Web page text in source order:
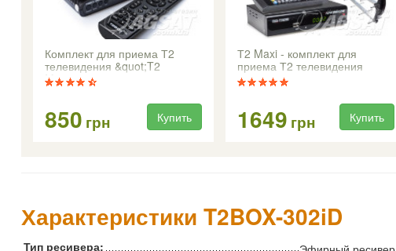
Комплект для приема Т2
телевидения &quot;T2
Mini&quot;
850 грн Купить
Т2 Maxi - комплект для
приема Т2 телевидения
1649 грн Купить
Характеристики T2BOX-302iD
Тип ресивера: